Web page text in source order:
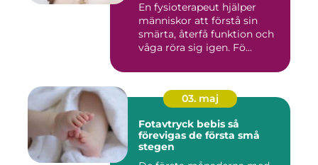
En fysioterapeut hjälper
människor att förstå sin
smärta, återfå funktion och
våga röra sig igen. Fö...
03. maj
Fotavtryck bebis så
förevigas de första små
stegen